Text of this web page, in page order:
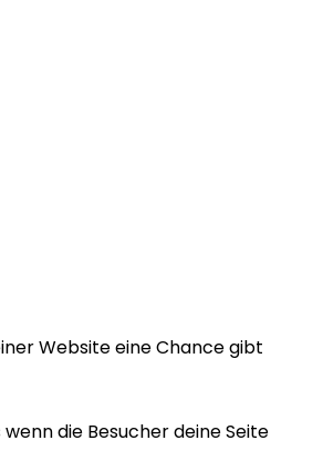
Website eine Chance gibt
die Besucher deine Seite